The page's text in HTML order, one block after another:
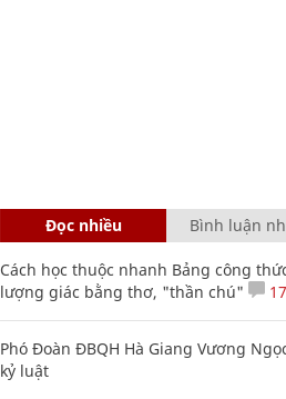
Đọc nhiều Bình luận
Cách học thuộc nhanh Bảng công
lượng giác bằng thơ, "thần chú"
17
Phó Đoàn ĐBQH Hà Giang Vương
kỷ luật